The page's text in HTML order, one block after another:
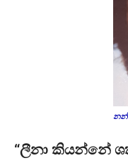
“ලීනා කියන්නේ